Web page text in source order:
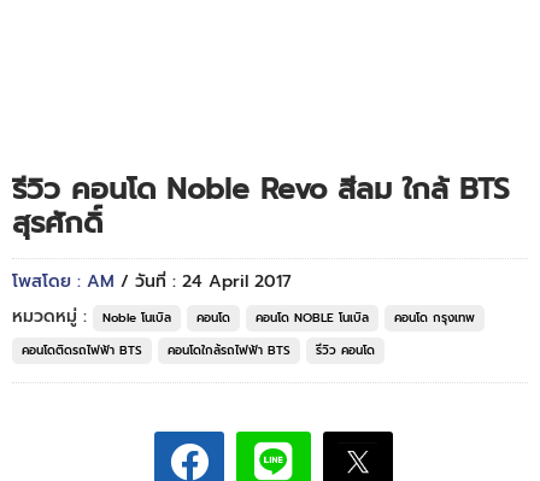
รีวิว คอนโด Noble Revo สีลม ใกล้ BTS
สุรศักดิ์
โพสโดย : AM / วันที่ : 24 April 2017
หมวดหมู่ :
Noble โนเบิล คอนโด คอนโด NOBLE โนเบิล
คอนโด กรุงเทพ
คอนโดติดรถไฟฟ้า BTS
คอนโดใกล้รถไฟฟ้า BTS รีวิว คอนโด